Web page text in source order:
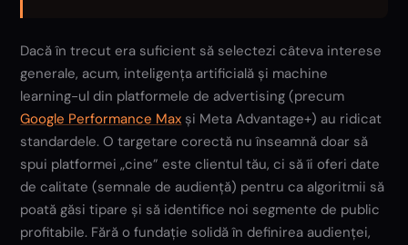
Dacă în trecut era suficient să selectezi câteva interese
generale, acum, inteligența artificială și machine
learning-ul din platformele de advertising (precum
Google Performance Max și Meta Advantage+) au ridicat
standardele. O targetare corectă nu înseamnă doar să
spui platformei „cine” este clientul tău, ci să îi oferi date
de calitate (semnale de audiență) pentru ca algoritmii să
poată găsi tipare și să identifice noi segmente de public
profitabile. Fără o fundație solidă în definirea audienței,